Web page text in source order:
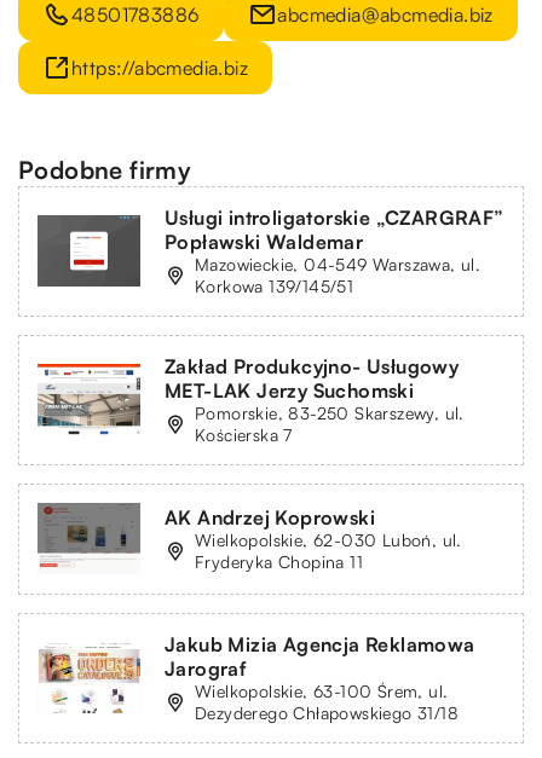
48501783886 abcmedia@abcmedia.biz
https://abcmedia.biz
Podobne firmy
Usługi introligatorskie „CZARGRAF”
Popławski Waldemar
Mazowieckie, 04-549 Warszawa, ul.
Korkowa 139/145/51
Zakład Produkcyjno- Usługowy
MET-LAK Jerzy Suchomski
Pomorskie, 83-250 Skarszewy, ul.
Kościerska 7
AK Andrzej Koprowski
Wielkopolskie, 62-030 Luboń, ul.
Fryderyka Chopina 11
Jakub Mizia Agencja Reklamowa
Jarograf
Wielkopolskie, 63-100 Śrem, ul.
Dezyderego Chłapowskiego 31/18